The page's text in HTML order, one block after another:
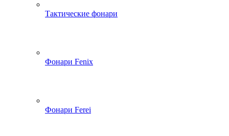
Тактические фонари
Фонари Fenix
Фонари Ferei